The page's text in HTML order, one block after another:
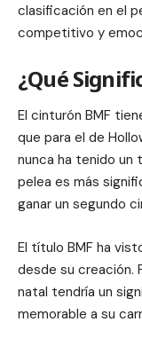
clasificación en el
competitivo y
¿Qué
El cinturón BMF
que para el de
nunca ha tenido un
pelea es más
ganar un segundo
El título BMF ha
desde su creación.
natal tendría un
memorable a su